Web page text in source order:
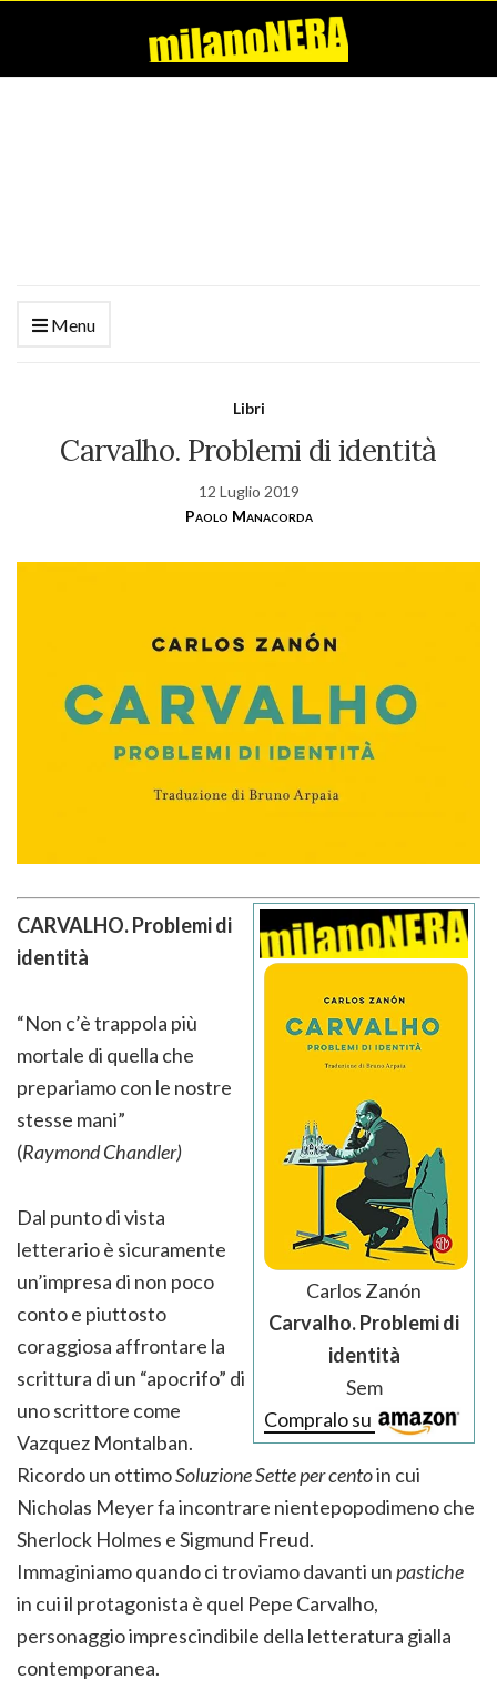
Menu
Libri
Carvalho. Problemi di identità
12 Luglio 2019
Paolo Manacorda
Carlos Zanón
Carvalho. Problemi di
identità
Sem
Compralo su
CARVALHO. Problemi di
identità
“Non c’è trappola più
mortale di quella che
prepariamo con le nostre
stesse mani”
(Raymond Chandler)
Dal punto di vista
letterario è sicuramente
un’impresa di non poco
conto e piuttosto
coraggiosa affrontare la
scrittura di un “apocrifo” di
uno scrittore come
Vazquez Montalban.
Ricordo un ottimoSoluzione Sette per centoin cui
Nicholas Meyer fa incontrare nientepopodimeno che
Sherlock Holmes e Sigmund Freud.
Immaginiamo quando ci troviamo davanti unpastiche
in cui il protagonista è quel Pepe Carvalho,
personaggio imprescindibile della letteratura gialla
contemporanea.